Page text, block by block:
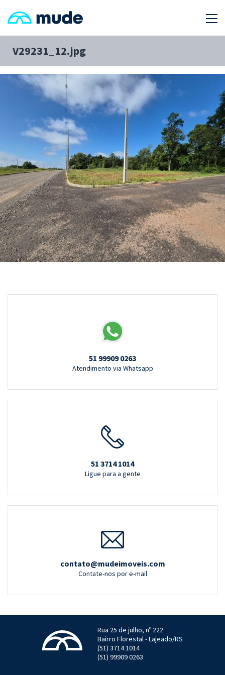
V29231_12.jpg
51 99909 0263
Atendimento via Whatsapp
51 3714 1014
Ligue para a gente
contato@mudeimoveis.com
Contate-nos por e-mail
Rua 25 de julho, nº 222
Bairro Florestal - Lajeado/RS
(51) 3714 1014
(51) 99909 0263